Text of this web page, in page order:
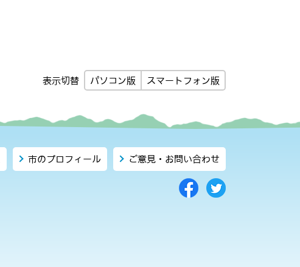
表示切替 パソコン版 スマートフォン版
市のプロフィール ご意見・お問い合わせ